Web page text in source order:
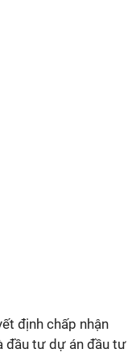
định chấp nhận
đầu tư dự án đầu tư